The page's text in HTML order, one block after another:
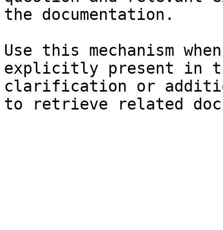
the documentation.
Use this mechanism
explicitly present in
clarification or